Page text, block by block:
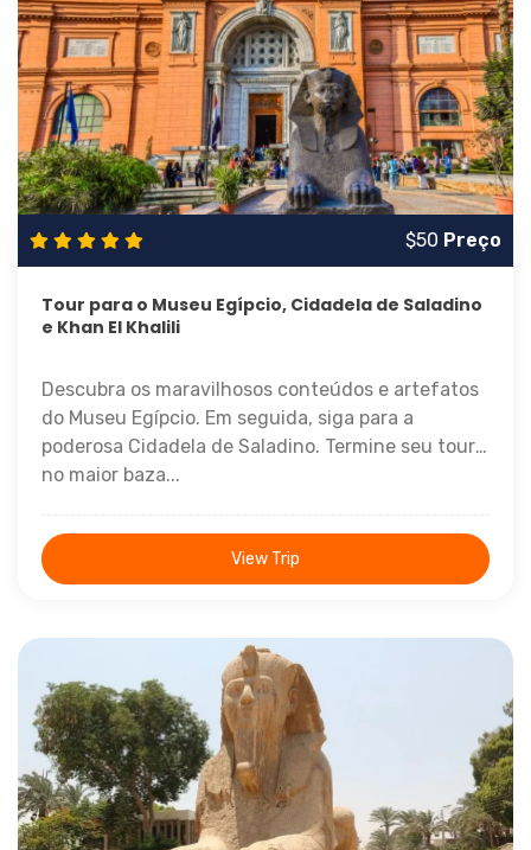
$50 Preço
Tour para o Museu Egípcio, Cidadela de Saladino
e Khan El Khalili
Descubra os maravilhosos conteúdos e artefatos
do Museu Egípcio. Em seguida, siga para a
poderosa Cidadela de Saladino. Termine seu tour
no maior baza...
View Trip